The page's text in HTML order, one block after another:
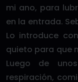
mi ano, para
en la entrada.
Lo introduce
quieto para que
Luego de
respiración,